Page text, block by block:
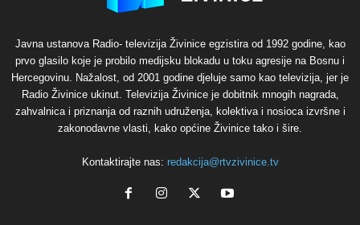
Javna ustanova Radio- televizija Živinice egzistira od 1992 godine, kao
prvo glasilo koje je probilo medijsku blokadu u toku agresije na Bosnu i
Hercegovinu. Nažalost, od 2001 godine djeluje samo kao televizija, jer je
Radio Živinice ukinut. Televizija Živinice je dobitnik mnogih nagrada,
zahvalnica i priznanja od raznih udruženja, kolektiva i nosioca izvršne i
zakonodavne vlasti, kako općine Živinice tako i šire.
Kontaktirajte nas: redakcija@rtvzivinice.tv